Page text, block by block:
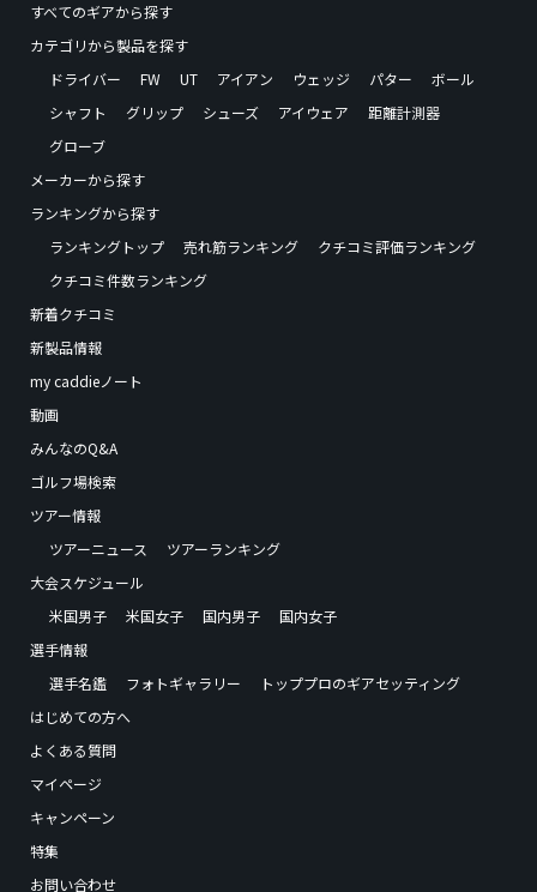
すべてのギアから探す
カテゴリから製品を探す
ドライバー
FW UT アイアン ウェッジ パター
ボール
シャフト
グリップ シューズ アイウェア
距離計測器
グローブ
メーカーから探す
ランキングから探す
ランキングトップ
売れ筋ランキング
クチコミ評価ランキング
クチコミ件数ランキング
新着クチコミ
新製品情報
my caddieノート
動画
みんなのQ&A
ゴルフ場検索
ツアー情報
ツアーニュース
ツアーランキング
大会スケジュール
米国男子
米国女子 国内男子
国内女子
選手情報
選手名鑑
フォトギャラリー
トッププロのギアセッティング
はじめての方へ
よくある質問
マイページ
キャンペーン
特集
お問い合わせ